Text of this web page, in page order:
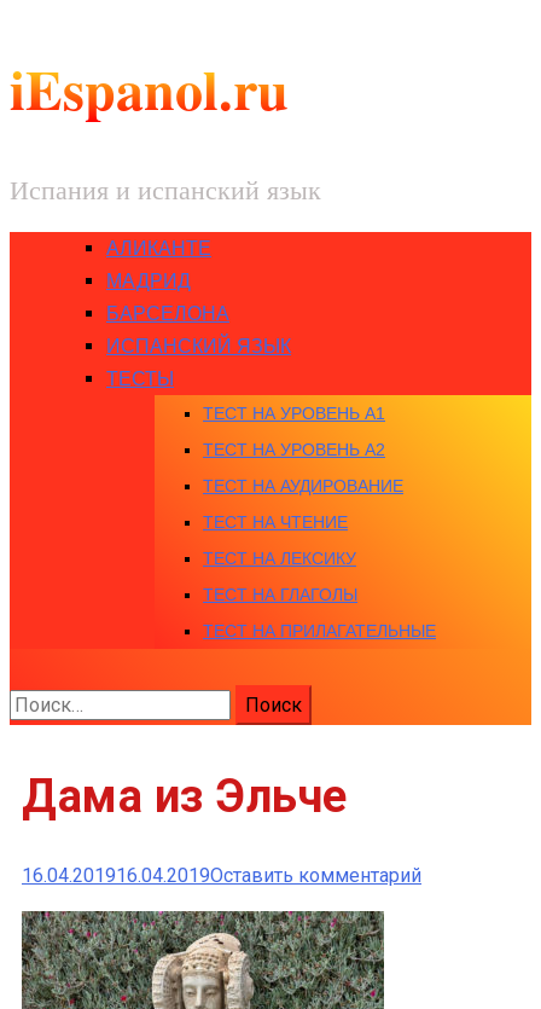
iEspanol.ru
Испания и испанский язык
АЛИКАНТЕ
МАДРИД
БАРСЕЛОНА
ИСПАНСКИЙ ЯЗЫК
ТЕСТЫ
ТЕСТ НА УРОВЕНЬ A1
ТЕСТ НА УРОВЕНЬ A2
ТЕСТ НА АУДИРОВАНИЕ
ТЕСТ НА ЧТЕНИЕ
ТЕСТ НА ЛЕКСИКУ
ТЕСТ НА ГЛАГОЛЫ
ТЕСТ НА ПРИЛАГАТЕЛЬНЫЕ
Найти:
Дама из Эльче
16.04.201916.04.2019Оставить комментарийк